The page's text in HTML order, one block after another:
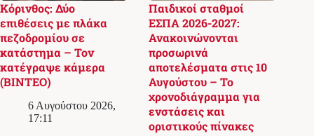
Κόρινθος: Δύο
επιθέσεις με πλάκα
πεζοδρομίου σε
κατάστημα – Τον
κατέγραψε κάμερα
(ΒΙΝΤΕΟ)
6 Αυγούστου 2026,
17:11
Παιδικοί σταθμοί
ΕΣΠΑ 2026-2027:
Ανακοινώνονται
προσωρινά
αποτελέσματα στις 10
Αυγούστου – Το
χρονοδιάγραμμα για
ενστάσεις και
οριστικούς πίνακες